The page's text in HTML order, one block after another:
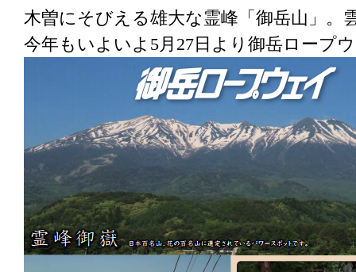
木曽にそびえる雄大な霊峰「御岳山」。
今年もいよいよ5月27日より御岳ロープ